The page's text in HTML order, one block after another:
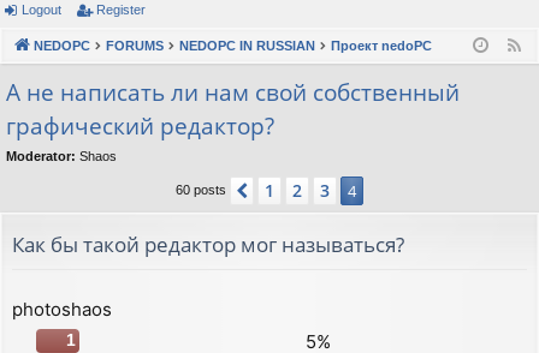
or
u
s
Logout Register
NEDOPC FORUMS NEDOPC IN RUSSIAN Проект nedoPC
А не написать ли нам свой собственный
графический редактор?
Moderator: Shaos
60 posts Previous
1 2 3 4
Как бы такой редактор мог называться?
photoshaos
1
5%